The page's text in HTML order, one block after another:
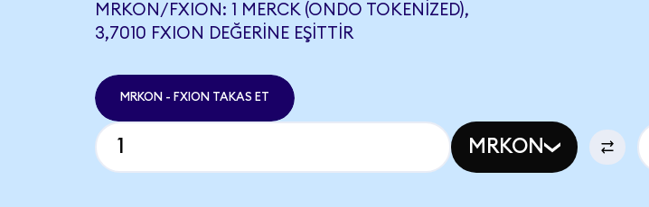
MRKON/FXION: 1 MERCK (ONDO TOKENIZED),
3,7010 FXION DEĞERINE EŞITTIR
MRKON - FXION TAKAS ET
MRKON